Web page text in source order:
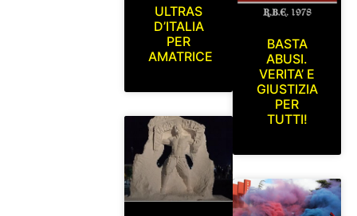
ULTRAS
D’ITALIA
PER
AMATRICE
BASTA
ABUSI.
VERITA’ E
GIUSTIZIA
PER
TUTTI!